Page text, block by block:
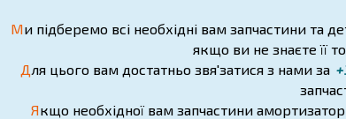
Ми підберемо всі необхідні вам запчастини та
якщо ви не знаєте її
Для цього вам достатньо звя'затися з нами за
Якщо необхідної вам запчастини